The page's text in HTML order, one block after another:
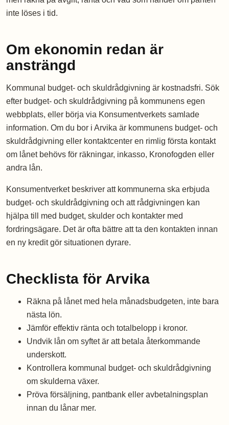
inte löses i tid.
Om ekonomin redan är
ansträngd
Kommunal budget- och skuldrådgivning är kostnadsfri. Sök
efter budget- och skuldrådgivning på kommunens egen
webbplats, eller börja via Konsumentverkets samlade
information. Om du bor i Arvika är kommunens budget- och
skuldrådgivning eller kontaktcenter en rimlig första kontakt
om lånet behövs för räkningar, inkasso, Kronofogden eller
andra lån.
Konsumentverket beskriver att kommunerna ska erbjuda
budget- och skuldrådgivning och att rådgivningen kan
hjälpa till med budget, skulder och kontakter med
fordringsägare. Det är ofta bättre att ta den kontakten innan
en ny kredit gör situationen dyrare.
Checklista för Arvika
Räkna på lånet med hela månadsbudgeten, inte bara
nästa lön.
Jämför effektiv ränta och totalbelopp i kronor.
Undvik lån om syftet är att betala återkommande
underskott.
Kontrollera kommunal budget- och skuldrådgivning
om skulderna växer.
Pröva försäljning, pantbank eller avbetalningsplan
innan du lånar mer.